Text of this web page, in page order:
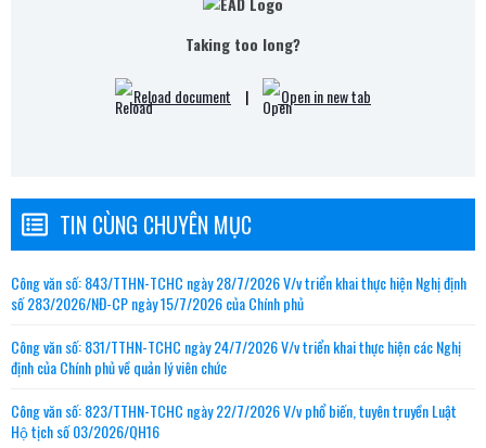
Taking too long?
Reload document | Open in new tab
TIN CÙNG CHUYÊN MỤC
Công văn số: 843/TTHN-TCHC ngày 28/7/2026 V/v triển khai thực hiện Nghị định
số 283/2026/NĐ-CP ngày 15/7/2026 của Chính phủ
Công văn số: 831/TTHN-TCHC ngày 24/7/2026 V/v triển khai thực hiện các Nghị
định của Chính phủ về quản lý viên chức
Công văn số: 823/TTHN-TCHC ngày 22/7/2026 V/v phổ biến, tuyên truyền Luật
Hộ tịch số 03/2026/QH16